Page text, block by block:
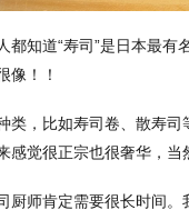
都知道“寿司”是日本最
像！！
类，比如寿司卷、散寿
感觉很正宗也很奢华，当
厨师肯定需要很长时间